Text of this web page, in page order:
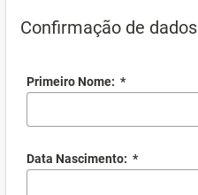
Confirmação de dados
Primeiro Nome: *
Data Nascimento: *